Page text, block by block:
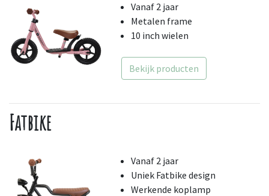
Vanaf 2 jaar
Metalen frame
10 inch wielen
Bekijk producten
Fatbike
Vanaf 2 jaar
Uniek Fatbike design
Werkende koplamp